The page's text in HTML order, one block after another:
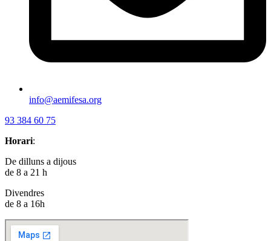
info@aemifesa.org
93 384 60 75
Horari:
De dilluns a dijous
de 8 a 21 h
Divendres
de 8 a 16h